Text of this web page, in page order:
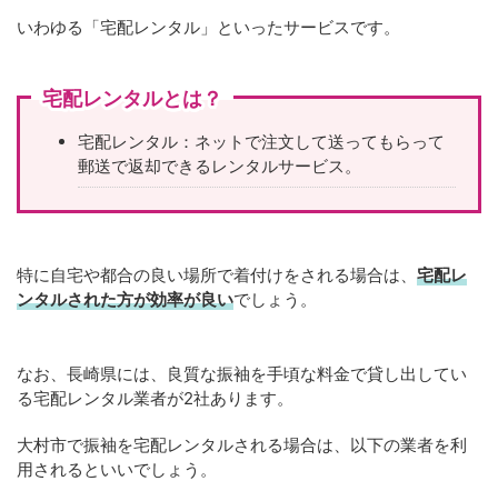
いわゆる「宅配レンタル」といったサービスです。
宅配レンタルとは？
宅配レンタル：ネットで注文して送ってもらって
郵送で返却できるレンタルサービス。
特に自宅や都合の良い場所で着付けをされる場合は、 宅配レ
ンタルされた方が効率が良いでしょう。
なお、長崎県には、良質な振袖を手頃な料金で貸し出してい
る宅配レンタル業者が2社あります。
大村市で振袖を宅配レンタルされる場合は、以下の業者を利
用されるといいでしょう。